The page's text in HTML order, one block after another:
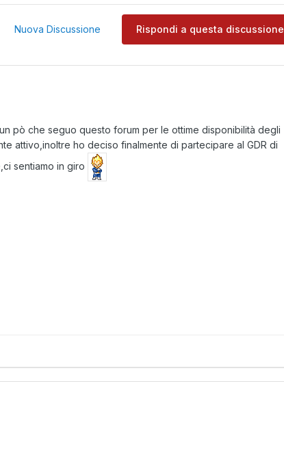
Rispondi a questa discussione
Nuova Discussione
pò che seguo questo forum per le ottime disponibilità degli
attivo,inoltre ho deciso finalmente di partecipare al GDR di
sentiamo in giro